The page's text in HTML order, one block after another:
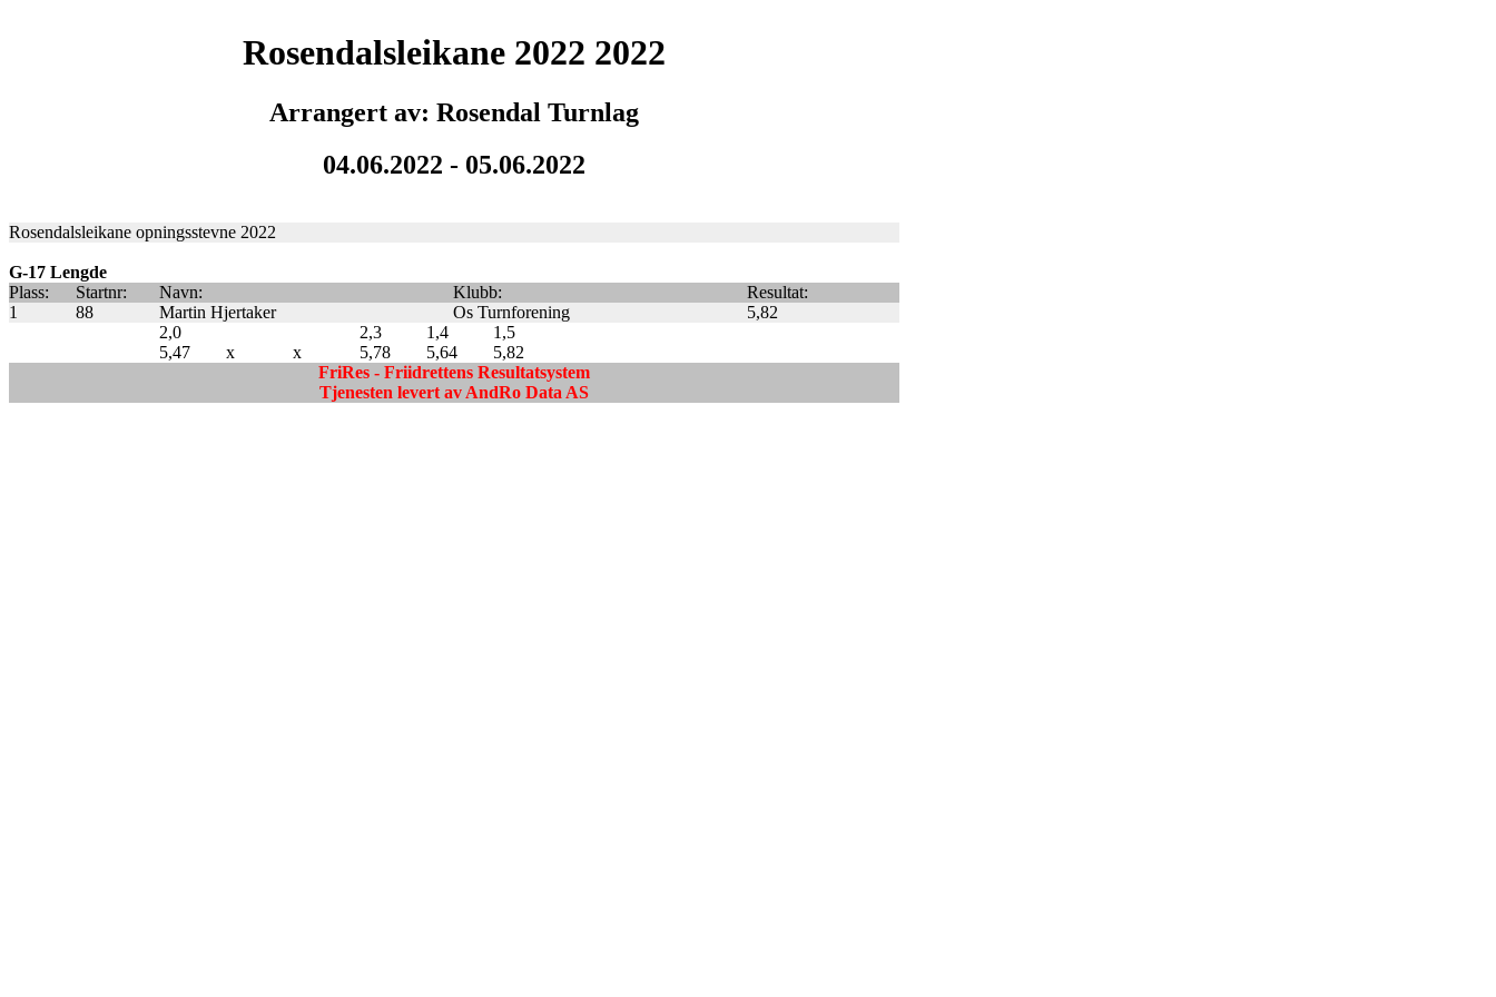
Rosendalsleikane 2022 2022
Arrangert av: Rosendal Turnlag
04.06.2022 - 05.06.2022
Rosendalsleikane opningsstevne 2022
G-17 Lengde
Plass:
Startnr: Navn: Klubb:
Resultat:
1
88 Martin Hjertaker Os Turnforening
5,82
2,0
2,3 1,4
1,5
5,47
x x 5,78 5,64
5,82
FriRes - Friidrettens Resultatsystem
Tjenesten levert av AndRo Data AS